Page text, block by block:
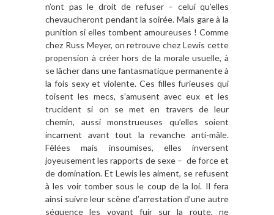
n’ont pas le droit de refuser – celui qu’elles
chevaucheront pendant la soirée. Mais gare à la
punition si elles tombent amoureuses ! Comme
chez Russ Meyer, on retrouve chez Lewis cette
propension à créer hors de la morale usuelle, à
se lâcher dans une fantasmatique permanente à
la fois sexy et violente. Ces filles furieuses qui
toisent les mecs, s’amusent avec eux et les
trucident si on se met en travers de leur
chemin, aussi monstrueuses qu’elles soient
incarnent avant tout la revanche anti-mâle.
Fêlées mais insoumises, elles inversent
joyeusement les rapports de sexe – de force et
de domination. Et Lewis les aiment, se refusent
à les voir tomber sous le coup de la loi. Il fera
ainsi suivre leur scène d’arrestation d’une autre
séquence les voyant fuir sur la route, ne